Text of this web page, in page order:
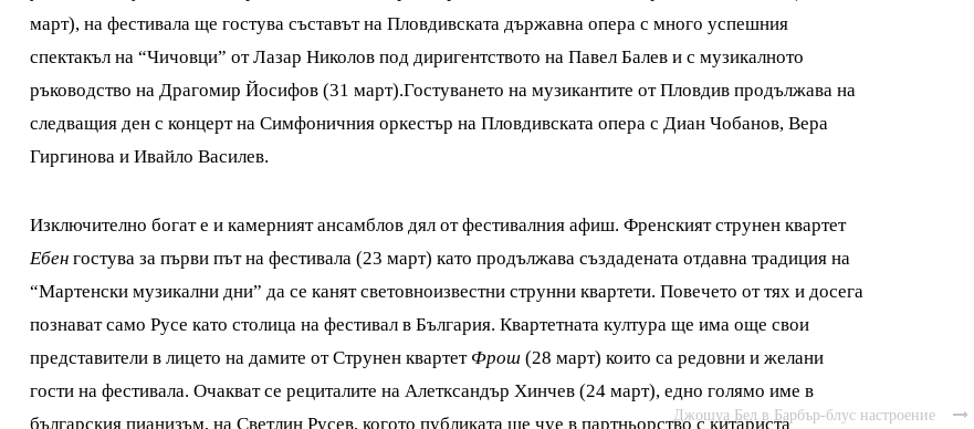

Джошуа Бел в Барбър-блус настроение
март), на фестивала ще гостува съставът на Пловдивската държавна опера с много успешния
спектакъл на “Чичовци” от Лазар Николов под диригентството на Павел Балев и с музикалното
ръководство на Драгомир Йосифов (31 март).Гостуването на музикантите от Пловдив продължава на
следващия ден с концерт на Симфоничния оркестър на Пловдивската опера с Диан Чобанов, Вера
Гиргинова и Ивайло Василев.
Изключително богат е и камерният ансамблов дял от фестивалния афиш. Френският струнен квартет
Ебенгостува за първи път на фестивала (23 март) като продължава създадената отдавна традиция на
“Мартенски музикални дни” да се канят световноизвестни струнни квартети. Повечето от тях и досега
познават само Русе като столица на фестивал в България. Квартетната култура ще има още свои
представители в лицето на дамите от Струнен квартет Фрош (28 март) които са редовни и желани
гости на фестивала. Очакват се рециталите на Алетксандър Хинчев (24 март), едно голямо име в
българския пианизъм, на Светлин Русев, когото публиката ще чуе в партньорство с китариста